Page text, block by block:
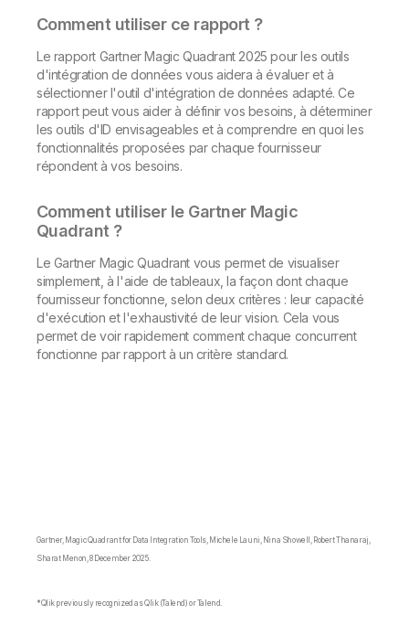
Comment utiliser ce rapport ?
Le rapport Gartner Magic Quadrant 2025 pour les outils
d'intégration de données vous aidera à évaluer et à
sélectionner l'outil d'intégration de données adapté. Ce
rapport peut vous aider à définir vos besoins, à déterminer
les outils d'ID envisageables et à comprendre en quoi les
fonctionnalités proposées par chaque fournisseur
répondent à vos besoins.
Comment utiliser le Gartner Magic
Quadrant ?
Le Gartner Magic Quadrant vous permet de visualiser
simplement, à l'aide de tableaux, la façon dont chaque
fournisseur fonctionne, selon deux critères : leur capacité
d'exécution et l'exhaustivité de leur vision. Cela vous
permet de voir rapidement comment chaque concurrent
fonctionne par rapport à un critère standard.
Gartner, Magic Quadrant for Data Integration Tools, Michele Launi, Nina Showell, Robert Thanaraj,
Sharat Menon, 8 December 2025.
*Qlik previously recognized as Qlik (Talend) or Talend.